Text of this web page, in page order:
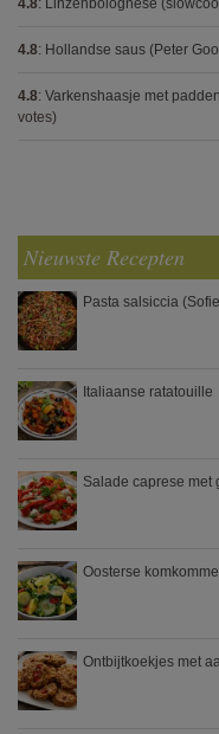
4.8: Linzenbolognese
4.8: Hollandse saus (Peter
4.8: Varkenshaasje met
votes)
Nieuwste Recepten
Pasta salsiccia
Italiaanse ratatouille
Salade caprese met
Oosterse
Ontbijtkoekjes met